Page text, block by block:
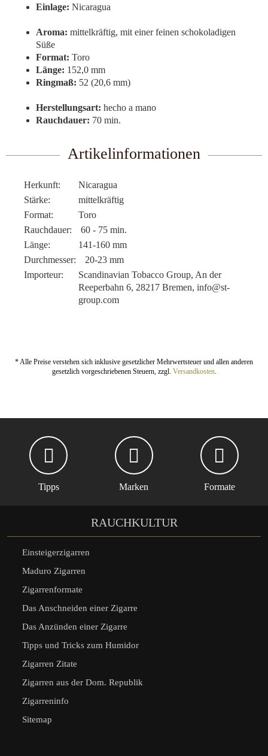
Einlage: Nicaragua
Aroma: mittelkräftig, mit einer feinen schokoladigen
Süße
Format: Toro
Länge: 152,0 mm
Ringmaß: 52 (20,6 mm)
Herstellungsart: hecho a mano
Rauchdauer: 70 min.
Artikelinformationen
Herkunft:
Nicaragua
Stärke:
mittelkräftig
Format:
Toro
Rauchdauer:
60 - 75 min.
Länge:
141-160 mm
Durchmesser:
20-23 mm
Importeur:
Scandinavian Tobacco Group, An der
Reeperbahn 6, 28217 Bremen, info@st-
group.com
* Alle Preise verstehen sich inklusive gesetzlicher Mehrwertsteuer und allen anderen
gesetzlich vorgeschriebenen Steuern, zzgl. Versandkosten.
Tipps Marken Formate
RAUCHKULTUR
Einsteigerzigarren
Maduro Zigarren
Zigarrenformate
Das Anschneiden einer Zigarre
Das Anzünden einer Zigarre
Tipps und Tricks zum Humidor
Zigarren Zitate
Zigarren aus der Dom. Republik
Zigarreninfo
Sitemap